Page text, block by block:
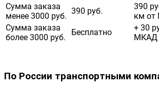
Сумма заказа
менее 3000 руб.
390 руб.
390
км
Сумма заказа
более 3000 руб.
Бесплатно
+ 30
МКАД
По России транспортными